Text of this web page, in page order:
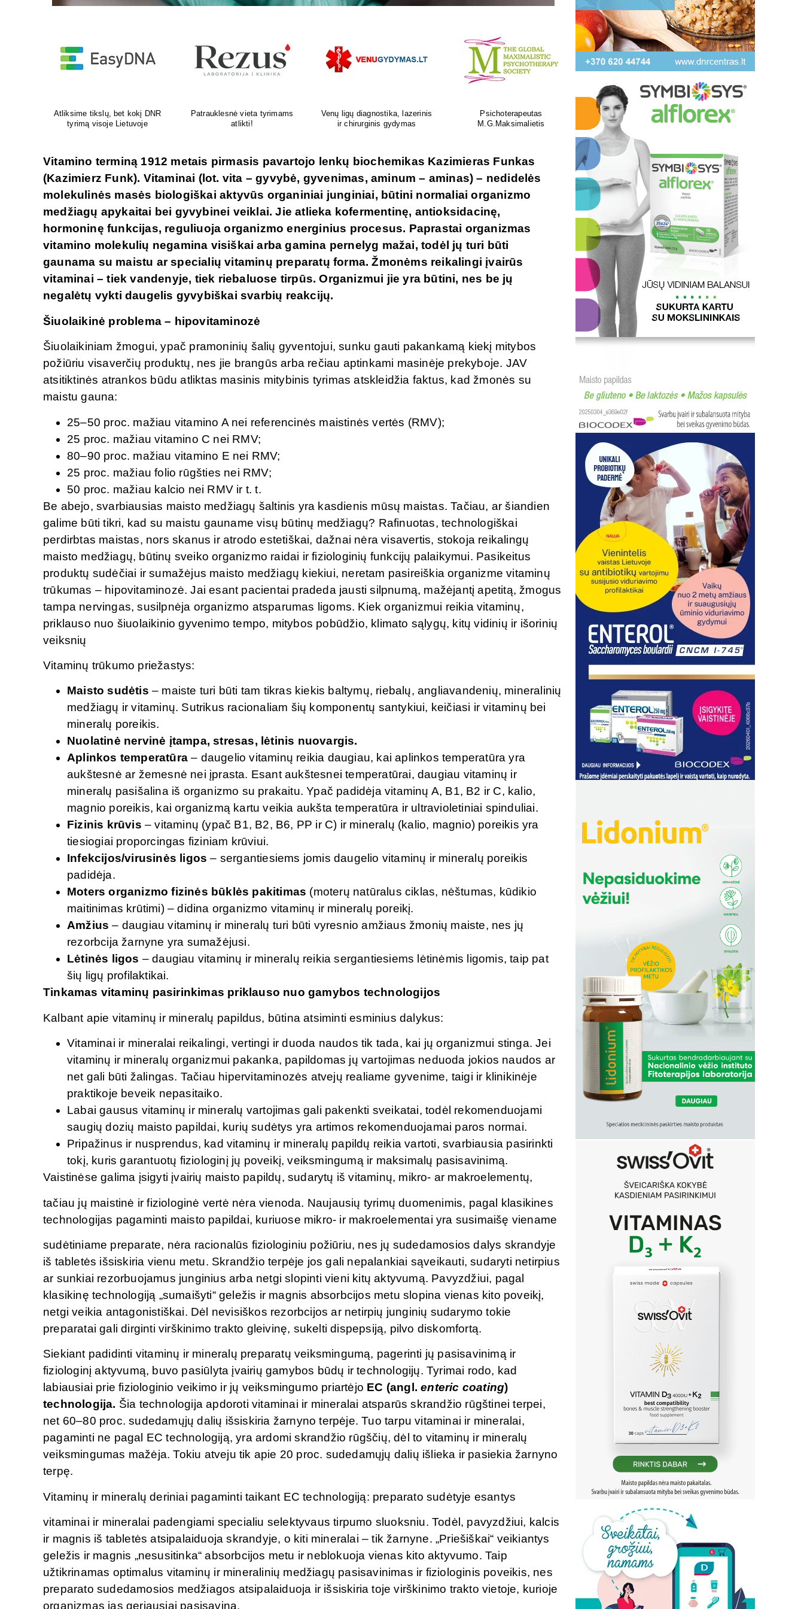
Venų ligų diagnostika, lazerinis
ir chirurginis gydymas
Psichoterapeutas
M.G.Maksimalietis
Ortopedijos priemonių gamyba ir
individualus pritaikymas
Atliksime tikslų, bet kokį DNR
tyrimą visoje Lietuvoje
Patrauklesnė vieta tyrimams
atlikti!
Vitamino terminą 1912 metais pirmasis pavartojo lenkų biochemikas Kazimieras Funkas
(Kazimierz Funk). Vitaminai (lot. vita – gyvybė, gyvenimas, aminum – aminas) – nedidelės
molekulinės masės biologiškai aktyvūs organiniai junginiai, būtini normaliai organizmo
medžiagų apykaitai bei gyvybinei veiklai. Jie atlieka kofermentinę, antioksidacinę,
hormoninę funkcijas, reguliuoja organizmo energinius procesus. Paprastai organizmas
vitamino molekulių negamina visiškai arba gamina pernelyg mažai, todėl jų turi būti
gaunama su maistu ar specialių vitaminų preparatų forma. Žmonėms reikalingi įvairūs
vitaminai – tiek vandenyje, tiek riebaluose tirpūs. Organizmui jie yra būtini, nes be jų
negalėtų vykti daugelis gyvybiškai svarbių reakcijų.
Šiuolaikinė problema – hipovitaminozė
Šiuolaikiniam žmogui, ypač pramoninių šalių gyventojui, sunku gauti pakankamą kiekį mitybos
požiūriu visaverčių produktų, nes jie brangūs arba rečiau aptinkami masinėje prekyboje. JAV
atsitiktinės atrankos būdu atliktas masinis mitybinis tyrimas atskleidžia faktus, kad žmonės su
maistu gauna:
25–50 proc. mažiau vitamino A nei referencinės maistinės vertės (RMV);
25 proc. mažiau vitamino C nei RMV;
80–90 proc. mažiau vitamino E nei RMV;
25 proc. mažiau folio rūgšties nei RMV;
50 proc. mažiau kalcio nei RMV ir t. t.
Be abejo, svarbiausias maisto medžiagų šaltinis yra kasdienis mūsų maistas. Tačiau, ar šiandien
galime būti tikri, kad su maistu gauname visų būtinų medžiagų? Rafinuotas, technologiškai
perdirbtas maistas, nors skanus ir atrodo estetiškai, dažnai nėra visavertis, stokoja reikalingų
maisto medžiagų, būtinų sveiko organizmo raidai ir fiziologinių funkcijų palaikymui. Pasikeitus
produktų sudėčiai ir sumažėjus maisto medžiagų kiekiui, neretam pasireiškia organizme vitaminų
trūkumas – hipovitaminozė. Jai esant pacientai pradeda jausti silpnumą, mažėjantį apetitą, žmogus
tampa nervingas, susilpnėja organizmo atsparumas ligoms. Kiek organizmui reikia vitaminų,
priklauso nuo šiuolaikinio gyvenimo tempo, mitybos pobūdžio, klimato sąlygų, kitų vidinių ir išorinių
veiksnių
Vitaminų trūkumo priežastys:
Maisto sudėtis – maiste turi būti tam tikras kiekis baltymų, riebalų, angliavandenių, mineralinių
medžiagų ir vitaminų. Sutrikus racionaliam šių komponentų santykiui, keičiasi ir vitaminų bei
mineralų poreikis.
Nuolatinė nervinė įtampa, stresas, lėtinis nuovargis.
Aplinkos temperatūra – daugelio vitaminų reikia daugiau, kai aplinkos temperatūra yra
aukštesnė ar žemesnė nei įprasta. Esant aukštesnei temperatūrai, daugiau vitaminų ir
mineralų pasišalina iš organizmo su prakaitu. Ypač padidėja vitaminų A, B1, B2 ir C, kalio,
magnio poreikis, kai organizmą kartu veikia aukšta temperatūra ir ultravioletiniai spinduliai.
Fizinis krūvis – vitaminų (ypač B1, B2, B6, PP ir C) ir mineralų (kalio, magnio) poreikis yra
tiesiogiai proporcingas fiziniam krūviui.
Infekcijos/virusinės ligos – sergantiesiems jomis daugelio vitaminų ir mineralų poreikis
padidėja.
Moters organizmo fizinės būklės pakitimas (moterų natūralus ciklas, nėštumas, kūdikio
maitinimas krūtimi) – didina organizmo vitaminų ir mineralų poreikį.
Amžius – daugiau vitaminų ir mineralų turi būti vyresnio amžiaus žmonių maiste, nes jų
rezorbcija žarnyne yra sumažėjusi.
Lėtinės ligos – daugiau vitaminų ir mineralų reikia sergantiesiems lėtinėmis ligomis, taip pat
šių ligų profilaktikai.
Tinkamas vitaminų pasirinkimas priklauso nuo gamybos technologijos
Kalbant apie vitaminų ir mineralų papildus, būtina atsiminti esminius dalykus:
Vitaminai ir mineralai reikalingi, vertingi ir duoda naudos tik tada, kai jų organizmui stinga. Jei
vitaminų ir mineralų organizmui pakanka, papildomas jų vartojimas neduoda jokios naudos ar
net gali būti žalingas. Tačiau hipervitaminozės atvejų realiame gyvenime, taigi ir klinikinėje
praktikoje beveik nepasitaiko.
Labai gausus vitaminų ir mineralų vartojimas gali pakenkti sveikatai, todėl rekomenduojami
saugių dozių maisto papildai, kurių sudėtys yra artimos rekomenduojamai paros normai.
Pripažinus ir nusprendus, kad vitaminų ir mineralų papildų reikia vartoti, svarbiausia pasirinkti
tokį, kuris garantuotų fiziologinį jų poveikį, veiksmingumą ir maksimalų pasisavinimą.
Vaistinėse galima įsigyti įvairių maisto papildų, sudarytų iš vitaminų, mikro- ar makroelementų,
tačiau jų maistinė ir fiziologinė vertė nėra vienoda. Naujausių tyrimų duomenimis, pagal klasikines
technologijas pagaminti maisto papildai, kuriuose mikro- ir makroelementai yra susimaišę viename
sudėtiniame preparate, nėra racionalūs fiziologiniu požiūriu, nes jų sudedamosios dalys skrandyje
iš tabletės išsiskiria vienu metu. Skrandžio terpėje jos gali nepalankiai sąveikauti, sudaryti netirpius
ar sunkiai rezorbuojamus junginius arba netgi slopinti vieni kitų aktyvumą. Pavyzdžiui, pagal
klasikinę technologiją „sumaišyti“ geležis ir magnis absorbcijos metu slopina vienas kito poveikį,
netgi veikia antagonistiškai. Dėl nevisiškos rezorbcijos ar netirpių junginių sudarymo tokie
preparatai gali dirginti virškinimo trakto gleivinę, sukelti dispepsiją, pilvo diskomfortą.
Siekiant padidinti vitaminų ir mineralų preparatų veiksmingumą, pagerinti jų pasisavinimą ir
fiziologinį aktyvumą, buvo pasiūlyta įvairių gamybos būdų ir technologijų. Tyrimai rodo, kad
labiausiai prie fiziologinio veikimo ir jų veiksmingumo priartėjo EC (angl.enteric coating)
technologija. Šia technologija apdoroti vitaminai ir mineralai atsparūs skrandžio rūgštinei terpei,
net 60–80 proc. sudedamųjų dalių išsiskiria žarnyno terpėje. Tuo tarpu vitaminai ir mineralai,
pagaminti ne pagal EC technologiją, yra ardomi skrandžio rūgščių, dėl to vitaminų ir mineralų
veiksmingumas mažėja. Tokiu atveju tik apie 20 proc. sudedamųjų dalių išlieka ir pasiekia žarnyno
terpę.
Vitaminų ir mineralų deriniai pagaminti taikant EC technologiją: preparato sudėtyje esantys
vitaminai ir mineralai padengiami specialiu selektyvaus tirpumo sluoksniu. Todėl, pavyzdžiui, kalcis
ir magnis iš tabletės atsipalaiduoja skrandyje, o kiti mineralai – tik žarnyne. „Priešiškai“ veikiantys
geležis ir magnis „nesusitinka“ absorbcijos metu ir neblokuoja vienas kito aktyvumo. Taip
užtikrinamas optimalus vitaminų ir mineralinių medžiagų pasisavinimas ir fiziologinis poveikis, nes
preparato sudedamosios medžiagos atsipalaiduoja ir išsiskiria toje virškinimo trakto vietoje, kurioje
organizmas jas geriausiai pasisavina.